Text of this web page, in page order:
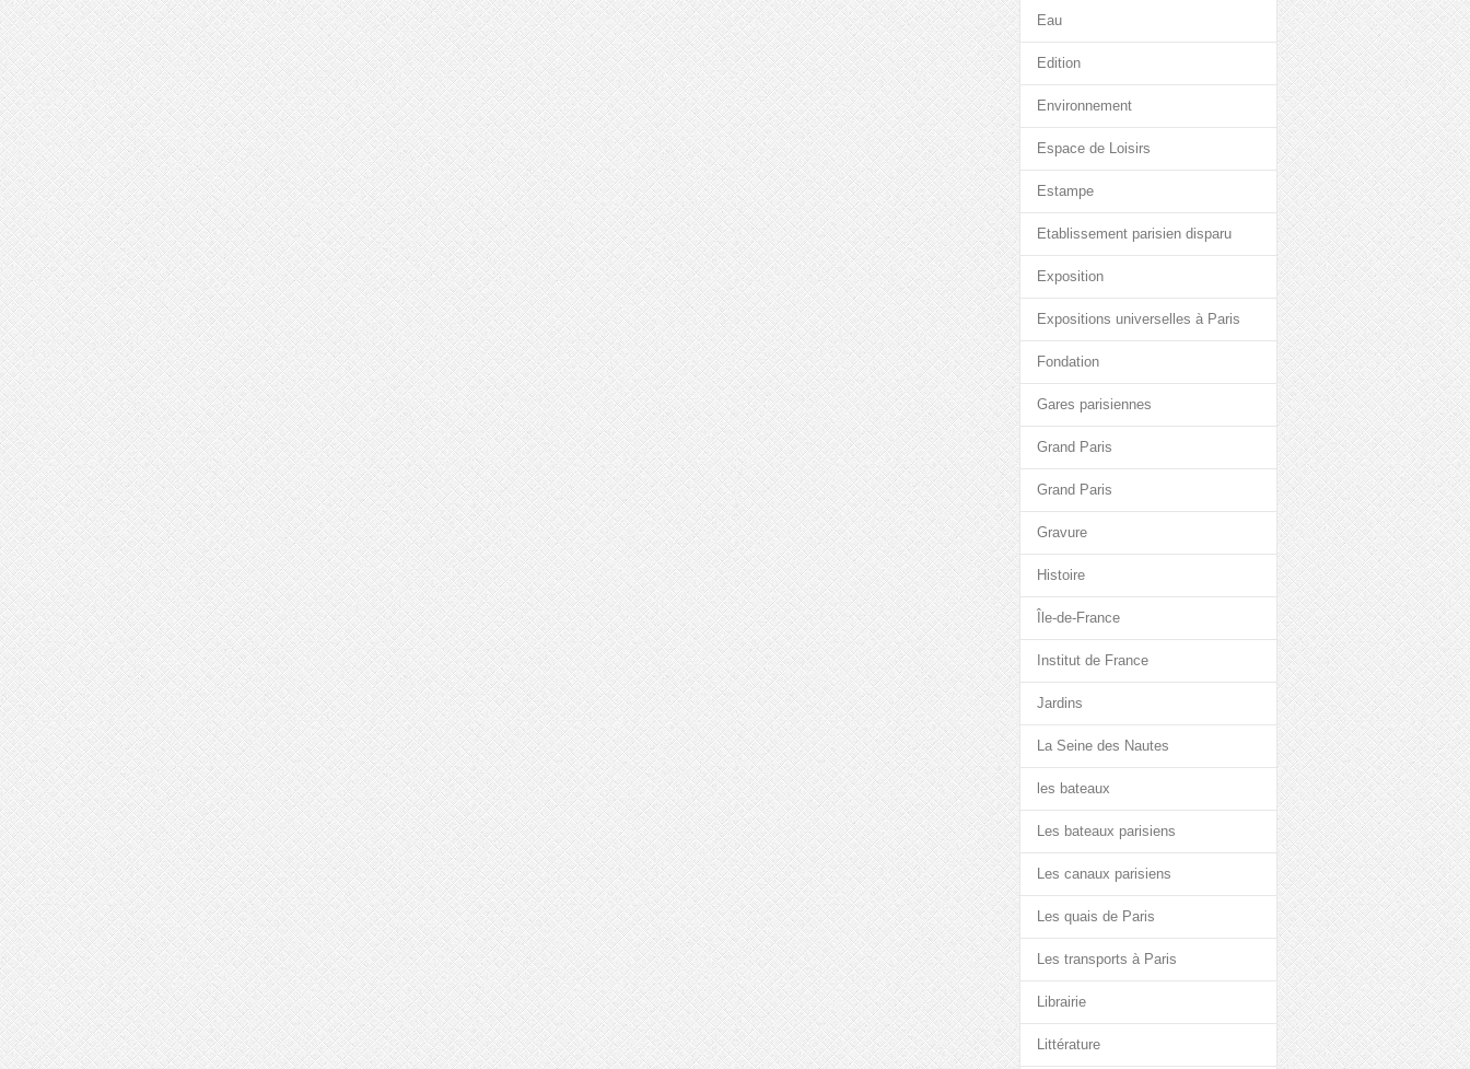
Eau
Edition
Environnement
Espace de Loisirs
Estampe
Etablissement parisien disparu
Exposition
Expositions universelles à Paris
Fondation
Gares parisiennes
Grand Paris
Grand Paris
Gravure
Histoire
Île-de-France
Institut de France
Jardins
La Seine des Nautes
les bateaux
Les bateaux parisiens
Les canaux parisiens
Les quais de Paris
Les transports à Paris
Librairie
Littérature